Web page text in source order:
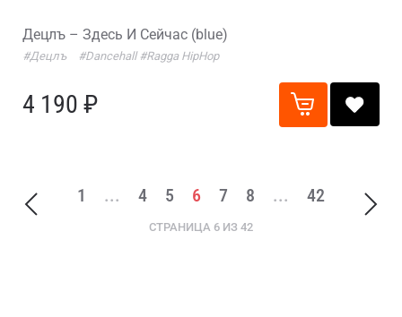
Децлъ – Здесь И Сейчас (blue)
#Децлъ #Dancehall #Ragga HipHop
4 190 ₽
1 ... 4 5 6 7 8 ... 42
СТРАНИЦА 6 ИЗ 42